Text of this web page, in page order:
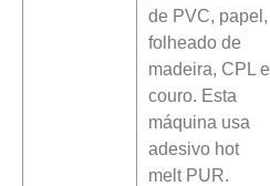
de PVC, papel,
folheado de
madeira, CPL e
couro. Esta
máquina usa
adesivo hot
melt PUR.